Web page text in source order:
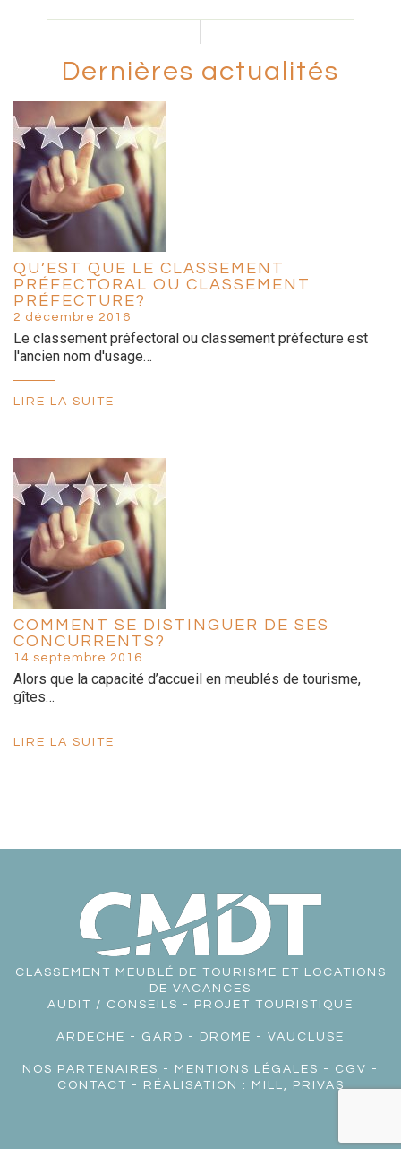
Dernières actualités
QU’EST QUE LE CLASSEMENT
PRÉFECTORAL OU CLASSEMENT
PRÉFECTURE?
2 décembre 2016
Le classement préfectoral ou classement préfecture est
l'ancien nom d'usage…
LIRE LA SUITE
COMMENT SE DISTINGUER DE SES
CONCURRENTS?
14 septembre 2016
Alors que la capacité d’accueil en meublés de tourisme,
gîtes…
LIRE LA SUITE
CLASSEMENT MEUBLÉ DE TOURISME ET LOCATIONS
DE VACANCES
AUDIT / CONSEILS - PROJET TOURISTIQUE
ARDECHE - GARD - DROME - VAUCLUSE
NOS PARTENAIRES - MENTIONS LÉGALES - CGV -
CONTACT - RÉALISATION : MILL, PRIVAS